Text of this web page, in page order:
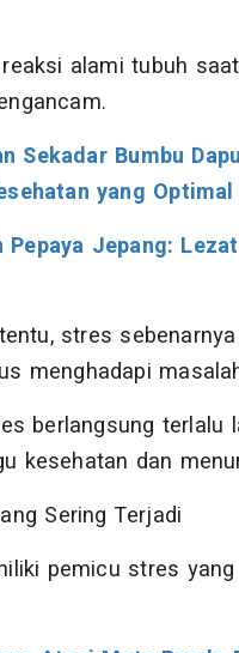
alami tubuh
Sekadar Bumbu
yang Optimal
Pepaya Jepang:
stres
menghadapi
berlangsung
kesehatan dan
Sering Terjadi
pemicu stres